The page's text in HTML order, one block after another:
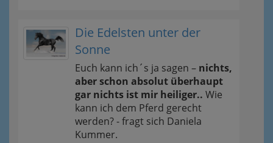
Die Edelsten unter der
Sonne
Euch kann ich´s ja sagen – nichts,
aber schon absolut überhaupt
gar nichts ist mir heiliger.. Wie
kann ich dem Pferd gerecht
werden? - fragt sich Daniela
Kummer.